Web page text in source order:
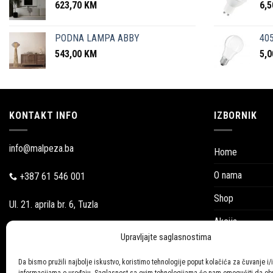
Upravljajte saglasnostima
Da bismo pružili najbolje iskustvo, koristimo tehnologije poput kolačića za čuvanje
623,70 KM
PODNA LAMPA ABBY
543,00 KM
KONTAKT INFO
info@malpeza.ba
+387 61 546 001
Ul. 21. aprila br. 6, Tuzla
Subotom:
IZBORNIK
Home
O nama
Shop
Akcija
Katalozi